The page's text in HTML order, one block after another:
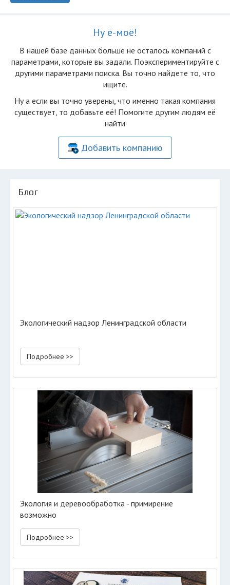
Ну ё-моё!
В нашей базе данных больше не осталоcь компаний с
параметрами, которые вы задали. Поэкспериментируйте с
другими параметрами поиска. Вы точно найдете то, что
ищите.
Ну а если вы точно уверены, что именно такая компания
существует, то добавьте её! Помогите другим людям её
найти
Добавить компанию
Блог
Экологический надзор Ленинградской области
Подробнее >>
Экология и деревообработка - примирение
возможно
Подробнее >>